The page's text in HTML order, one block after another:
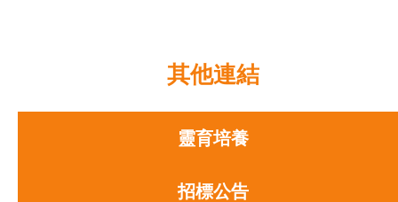
其他連結
靈育培養
招標公告